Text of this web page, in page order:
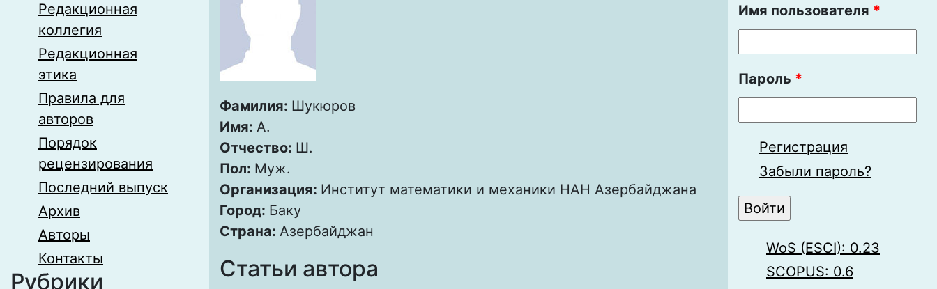
Редакционная
коллегия
Редакционная
этика
Правила для
авторов
Порядок
рецензирования
Последний выпуск
Архив
Авторы
Контакты
Рубрики
Фамилия: Шукюров
Имя: А.
Отчество: Ш.
Пол: Муж.
Организация: Институт математики и механики НАН Азербайджана
Город: Баку
Страна: Азербайджан
Статьи автора
Имя пользователя *
Пароль *
Регистрация
Забыли пароль?
WoS (ESCI): 0.23
SCOPUS: 0.6